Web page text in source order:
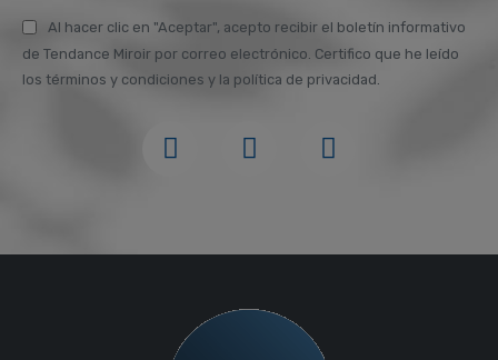
Al hacer clic en "Aceptar", acepto recibir el boletín informativo
de Tendance Miroir por correo electrónico. Certifico que he leído
los términos y condiciones y la política de privacidad.